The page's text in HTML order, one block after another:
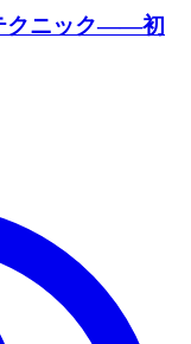
クニック——初